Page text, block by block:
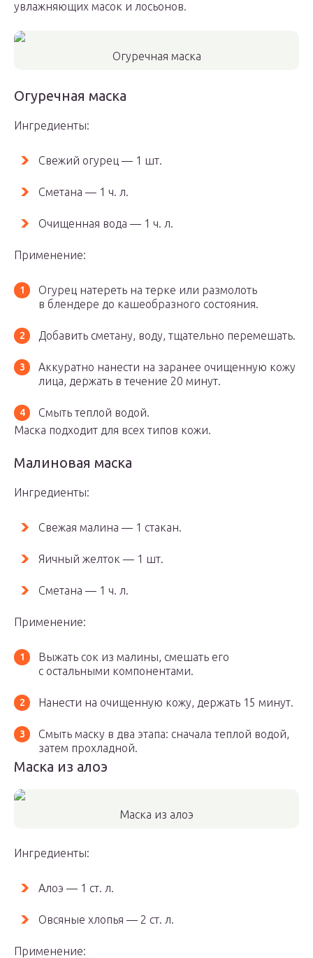
увлажняющих масок и лосьонов.
Огуречная маска
Огуречная маска
Ингредиенты:
Свежий огурец — 1 шт.
Сметана — 1 ч. л.
Очищенная вода — 1 ч. л.
Применение:
Огурец натереть на терке или размолоть
в блендере до кашеобразного состояния.
Добавить сметану, воду, тщательно перемешать.
Аккуратно нанести на заранее очищенную кожу
лица, держать в течение 20 минут.
Смыть теплой водой.
Маска подходит для всех типов кожи.
Малиновая маска
Ингредиенты:
Свежая малина — 1 стакан.
Яичный желток — 1 шт.
Сметана — 1 ч. л.
Применение:
Выжать сок из малины, смешать его
с остальными компонентами.
Нанести на очищенную кожу, держать 15 минут.
Смыть маску в два этапа: сначала теплой водой,
затем прохладной.
Маска из алоэ
Маска из алоэ
Ингредиенты:
Алоэ — 1 ст. л.
Овсяные хлопья — 2 ст. л.
Применение: